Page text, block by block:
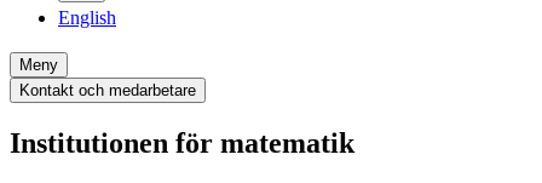
English
Meny
Kontakt och medarbetare
Institutionen för matematik